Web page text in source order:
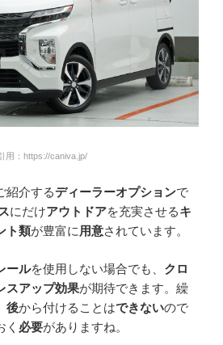
用：https://caniva.jp/
紹介するディーラーオプションで
にだけアウトドアを充実させるキ
ト類が豊富に 用意されています。
ールを使用しない場合でも、 クロ
スアップ効果が期待できます。繰
後から付けることはできないので
く 必要がありますね。